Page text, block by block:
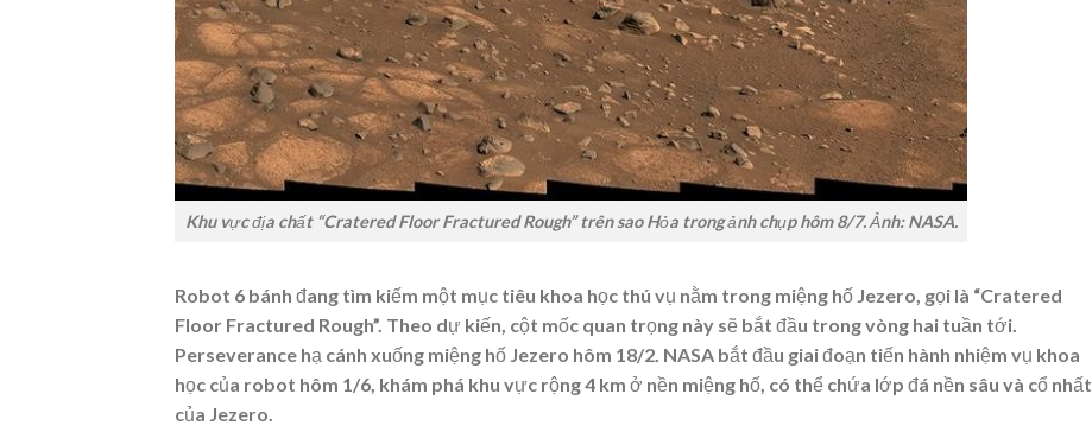
Khu vực địa chất “Cratered Floor Fractured Rough” trên sao Hỏa trong ảnh chụp hôm 8/7. Ảnh: NASA.
Robot 6 bánh đang tìm kiếm một mục tiêu khoa học thú vụ nằm trong miệng hố Jezero, gọi là “Cratered
Floor Fractured Rough”. Theo dự kiến, cột mốc quan trọng này sẽ bắt đầu trong vòng hai tuần tới.
Perseverance hạ cánh xuống miệng hố Jezero hôm 18/2. NASA bắt đầu giai đoạn tiến hành nhiệm vụ khoa
học của robot hôm 1/6, khám phá khu vực rộng 4 km ở nền miệng hố, có thể chứa lớp đá nền sâu và cổ nhất
của Jezero.